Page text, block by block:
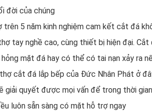
đời của chúng
trên 5 năm kinh nghiệm cam kết cắt đá
tay nghề cao, cùng thiết bị hiện đại.
mặt đá hay có thể có tai nạn xảy ra
cắt đá lắp bếp của Đức Nhân Phát ở
giải quyết được mọi vấn để trong thời
luôn sẵn sàng có mặt hỗ trợ ngay